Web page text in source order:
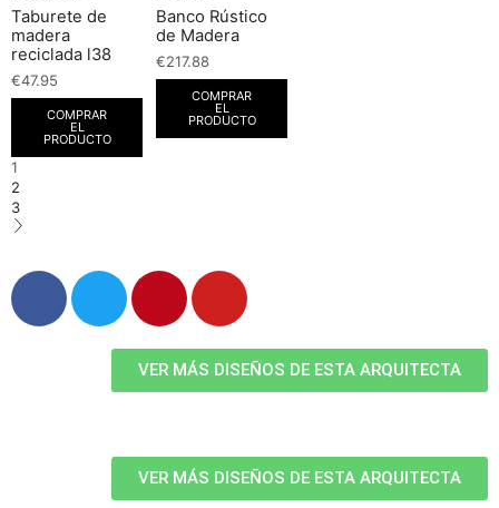
Taburete de
madera
reciclada l38
€47.95
COMPRAR
EL
PRODUCTO
Banco Rústico
de Madera
€217.88
COMPRAR
EL
PRODUCTO
1
2
3
VER MÁS DISEÑOS DE ESTA ARQUITECTA
VER MÁS DISEÑOS DE ESTA ARQUITECTA